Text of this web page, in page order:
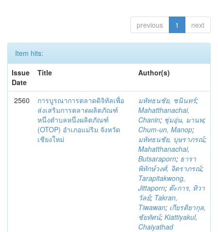
previous 1 next
Item hits:
Issue
Date
Title Author(s)
2560
การบูรณาการตลาดดิจิทัลเพื่อ
ส่งเสริมการตลาดผลิตภัณฑ์
หนึ่งตำบลหนึ่งผลิตภัณฑ์
(OTOP) อำเภอแม่ริม จังหวัด
เชียงใหม่
มหัทธนชัย, ชนินทร์;
Mahatthanachai,
Chanin; ชุ่มอุ่น, มานพ;
Chum-un, Manop;
มหัทธนชัย, บุษราภรณ์;
Mahatthanachai,
Butsaraporn; ธารา
พิทักษ์วงศ์, จิตราภรณ์;
Tarapitakwong,
Jittaporn; ต๊ะการ, ทิวา
วัลย์; Takran,
Tiwawan; เกียรติยากุล,
ชัยทัศน์; Kiattiyakul,
Chaiyathad